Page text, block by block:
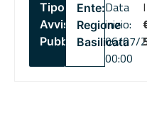
Tipo:
Avviso
Pubblico
Ente:
Regione
Basilicata
Data
inizio:
06/07/
00:00